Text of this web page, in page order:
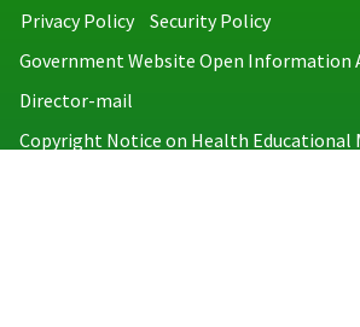
Privacy Policy
Security Policy
Government Website Open Information
Director-mail
Copyright Notice on Health Educational